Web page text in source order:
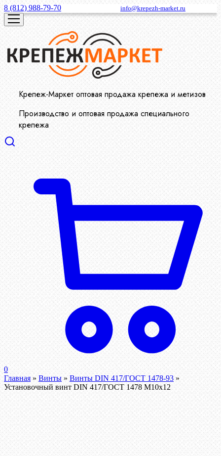
8 (812) 988-79-70 info@krepezh-market.ru
Крепеж-Маркет оптовая продажа крепежа и метизов
Производство и оптовая продажа специального
крепежа
0
Главная » Винты » Винты DIN 417/ГОСТ 1478-93 »
Установочный винт DIN 417/ГОСТ 1478 М10х12